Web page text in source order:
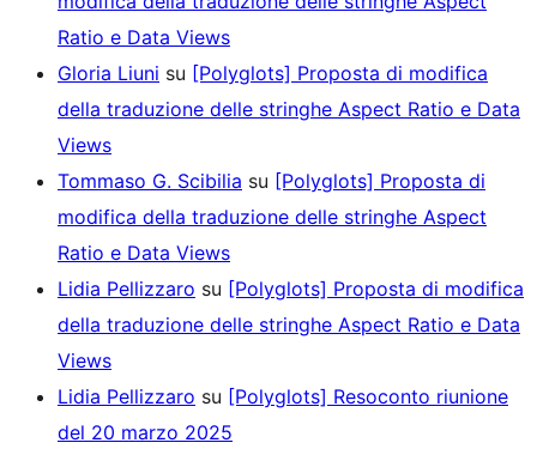
Ratio e Data Views
Gloria Liuni su [Polyglots] Proposta di modifica
della traduzione delle stringhe Aspect Ratio e Data
Views
Tommaso G. Scibilia su [Polyglots] Proposta di
modifica della traduzione delle stringhe Aspect
Ratio e Data Views
Lidia Pellizzaro su [Polyglots] Proposta di modifica
della traduzione delle stringhe Aspect Ratio e Data
Views
Lidia Pellizzaro su [Polyglots] Resoconto riunione
del 20 marzo 2025